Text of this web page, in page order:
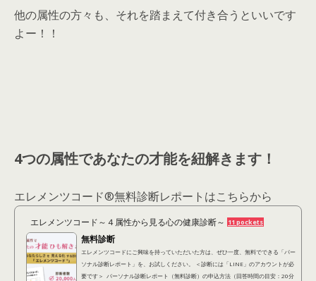
他の属性の方々も、それを踏まえて付き合うといいです
よー！！
4つの属性であなたの才能を紐解きます！
エレメンツコード®︎無料診断レポートはこちらから
エレメンツコード～４属性から見る心の健康診断～ 11 pockets
無料診断
エレメンツコードにご興味を持っていただいた方は、ぜひ一度、無料でできる「パー
ソナル診断レポート」を、お試しください。 ＜診断には「LINE」のアカウントが必
要です＞ パーソナル診断レポート（無料診断）の申込方法（回答時間の目安：20分